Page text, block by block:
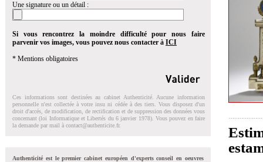
Une signature ou un détail :
Si vous rencontrez la moindre difficulté pour nous faire
parvenir vos images, vous pouvez nous contacter à ICI
* Mentions obligatoires
Ces informations sont destinées au cabinet Authenticité. Aucune information
personnelle n'est collectée à votre insu ni cédée à des tiers. Vous disposez d'un
droit d'accés, de modification, de rectification et de suppression des données vous
concernant (loi Informatique et Libertés du 6 janvier 1978). Vous pouvez en faire
la demande par mail à contact@authenticite.fr.
Authenticité est le premier cabinet européen d'experts conseil en oeuvres